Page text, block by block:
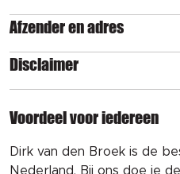
Afzender en adres
Disclaimer
Voordeel voor iedereen
Dirk van den Broek is de
Nederland. Bij ons doe je